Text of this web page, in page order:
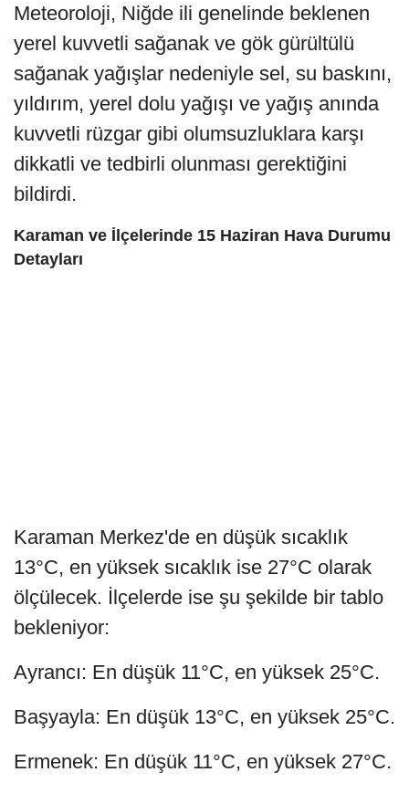
Meteoroloji, Niğde ili genelinde beklenen
yerel kuvvetli sağanak ve gök gürültülü
sağanak yağışlar nedeniyle sel, su baskını,
yıldırım, yerel dolu yağışı ve yağış anında
kuvvetli rüzgar gibi olumsuzluklara karşı
dikkatli ve tedbirli olunması gerektiğini
bildirdi.
Karaman ve İlçelerinde 15 Haziran Hava Durumu
Detayları
Karaman Merkez'de en düşük sıcaklık
13°C, en yüksek sıcaklık ise 27°C olarak
ölçülecek. İlçelerde ise şu şekilde bir tablo
bekleniyor:
Ayrancı: En düşük 11°C, en yüksek 25°C.
Başyayla: En düşük 13°C, en yüksek 25°C.
Ermenek: En düşük 11°C, en yüksek 27°C.